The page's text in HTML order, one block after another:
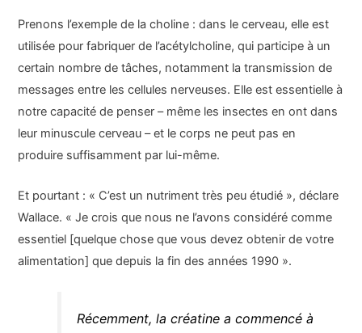
Prenons l’exemple de la choline : dans le cerveau, elle est
utilisée pour fabriquer de l’acétylcholine, qui participe à un
certain nombre de tâches, notamment la transmission de
messages entre les cellules nerveuses. Elle est essentielle à
notre capacité de penser – même les insectes en ont dans
leur minuscule cerveau – et le corps ne peut pas en
produire suffisamment par lui-même.
Et pourtant : « C’est un nutriment très peu étudié », déclare
Wallace. « Je crois que nous ne l’avons considéré comme
essentiel [quelque chose que vous devez obtenir de votre
alimentation] que depuis la fin des années 1990 ».
Récemment, la créatine a commencé à